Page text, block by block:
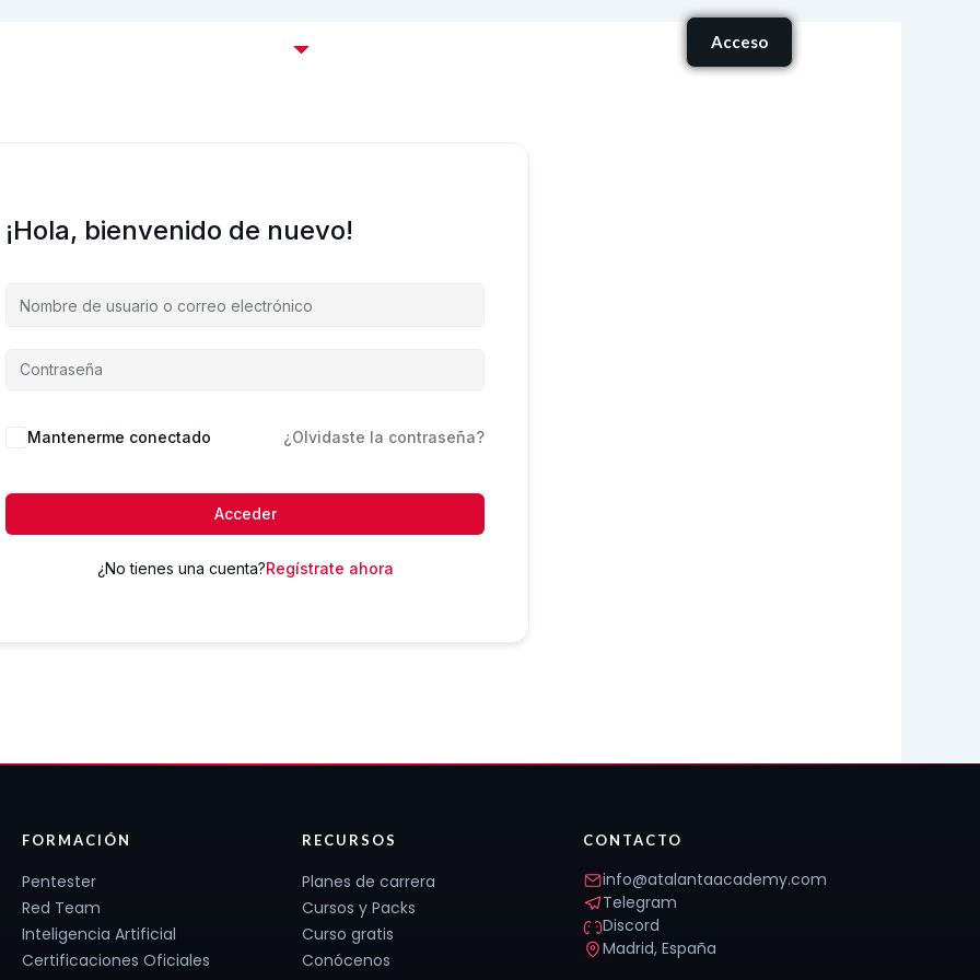
Acceso
¡Hola, bienvenido de nuevo!
Mantenerme conectado ¿Olvidaste la contraseña?
Acceder
¿No tienes una cuenta?Regístrate ahora
FORMACIÓN
Pentester
Red Team
Inteligencia Artificial
Certificaciones Oficiales
RECURSOS
Planes de carrera
Cursos y Packs
Curso gratis
Conócenos
CONTACTO
info@atalantaacademy.com
Telegram
Discord
Madrid, España